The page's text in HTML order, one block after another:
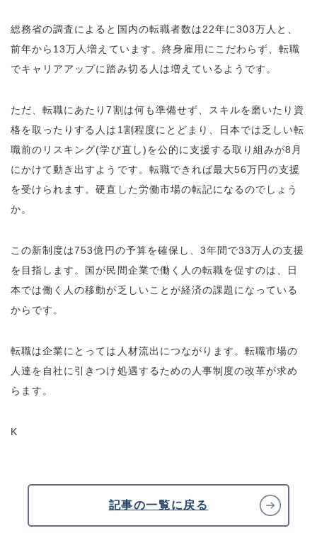
総務省の調査によると国内の転職者数は22年に303万人と、
前年から13万人増えています。終身雇用にこだわらず、転職
でキャリアアップに踏み切る人は増えているようです。
ただ、転職にあたり7割は何も準備せず、スキルを磨いたり資
格を取ったりする人は1割程度にとどまり、日本では乏しい転
職前のリスキング(学び直し)を公的に支援する取り組みが8月
にかけて動き出すようです。転職できれば最大56万円の支援
を受けられます。硬直した労働市場の転記になるのでしょう
か。
この新制度は753億円の予算を確保し、3年間で33万人の支援
を目指します。国が民間企業で働く人の転職を促すのは、日
本では働く人の移動が乏しいことが経済の課題になっている
からです。
転職は企業にとっては人材流出につながります。転職市場の
人達を自社に引きつけ処遇するための人事制度の改革が求め
らます。
K
記事の一覧に戻る